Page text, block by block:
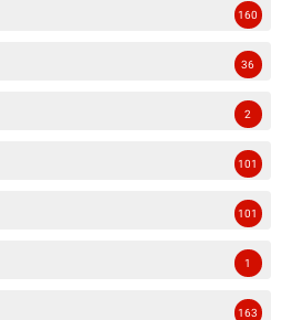
160
36
2
101
101
1
163